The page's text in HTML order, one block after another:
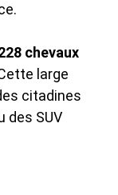
chevaux
large
citadines
des SUV